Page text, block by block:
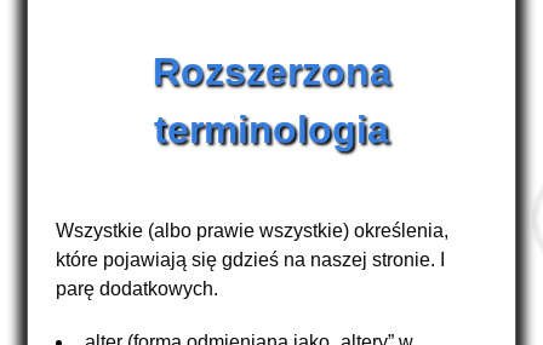
Rozszerzona
terminologia
Wszystkie (albo prawie wszystkie) określenia,
które pojawiają się gdzieś na naszej stronie. I
parę dodatkowych.